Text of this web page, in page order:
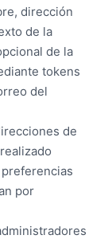
dirección
de la
de la
tokens
del
de
por